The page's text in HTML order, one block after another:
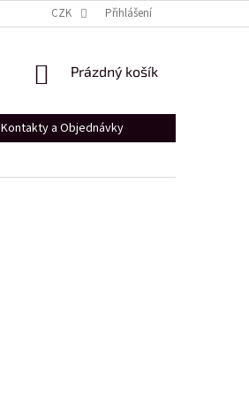
DÁRKOVÝ POUKÁZ SHOWROOM PRAHA
CZK Přihlášení
NÁKUPNÍ
Prázdný košík
Kontakty a Objednávky